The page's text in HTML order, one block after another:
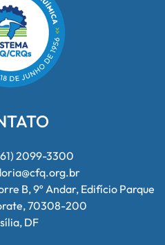
2099-3300
B, 9º Andar, Edifício Parque
70308-200
DF